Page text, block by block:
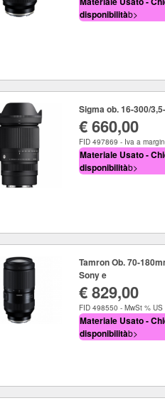
disponibilitàb>
Sigma ob. 16-300/
€ 660,00
FID 497869 - Iva a
Materiale Usato -
disponibilitàb>
Tamron Ob. 70-
Sony e
€ 829,00
FID 498550 - MwSt % US
Materiale Usato -
disponibilitàb>